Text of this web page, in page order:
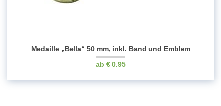
Medaille „Bella“ 50 mm, inkl. Band und Emblem
€0.95